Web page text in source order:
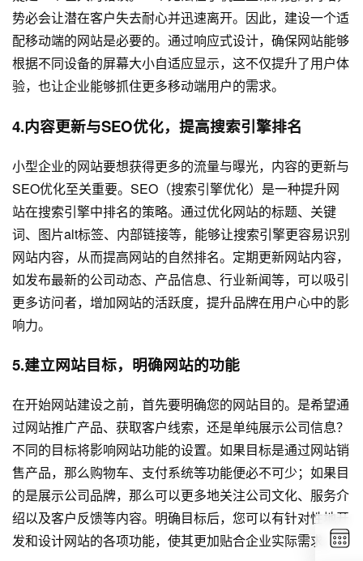
势必会让潜在客户失去耐心并迅速离开。因此，建设一个适
配移动端的网站是必要的。通过响应式设计，确保网站能够
根据不同设备的屏幕大小自适应显示，这不仅提升了用户体
验，也让企业能够抓住更多移动端用户的需求。
4.内容更新与SEO优化，提高搜索引擎排名
小型企业的网站要想获得更多的流量与曝光，内容的更新与
SEO优化至关重要。SEO（搜索引擎优化）是一种提升网
站在搜索引擎中排名的策略。通过优化网站的标题、关键
词、图片alt标签、内部链接等，能够让搜索引擎更容易识别
网站内容，从而提高网站的自然排名。定期更新网站内容，
如发布最新的公司动态、产品信息、行业新闻等，可以吸引
更多访问者，增加网站的活跃度，提升品牌在用户心中的影
响力。
5.建立网站目标，明确网站的功能
在开始网站建设之前，首先要明确您的网站目的。是希望通
过网站推广产品、获取客户线索，还是单纯展示公司信息？
不同的目标将影响网站功能的设置。如果目标是通过网站销
售产品，那么购物车、支付系统等功能便必不可少；如果目
的是展示公司品牌，那么可以更多地关注公司文化、服务介
绍以及客户反馈等内容。明确目标后，您可以有针对性地开
发和设计网站的各项功能，使其更加贴合企业实际需求。